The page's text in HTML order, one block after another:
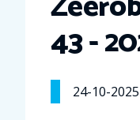
43 -
24-10-2025